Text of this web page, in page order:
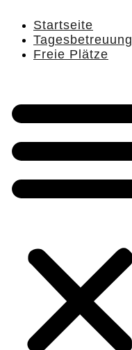
Startseite
Tagesbetreuung
Freie Plätze